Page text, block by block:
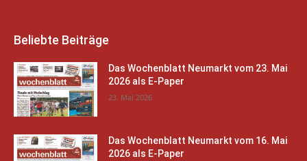
Beliebte Beiträge
Das Wochenblatt Neumarkt vom 23. Mai
2026 als E-Paper
23. Mai 2026
Das Wochenblatt Neumarkt vom 16. Mai
2026 als E-Paper